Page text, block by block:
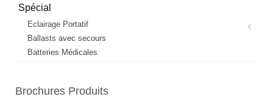
Spécial
Eclairage Portatif
Ballasts avec secours
Batteries Médicales
Brochures Produits